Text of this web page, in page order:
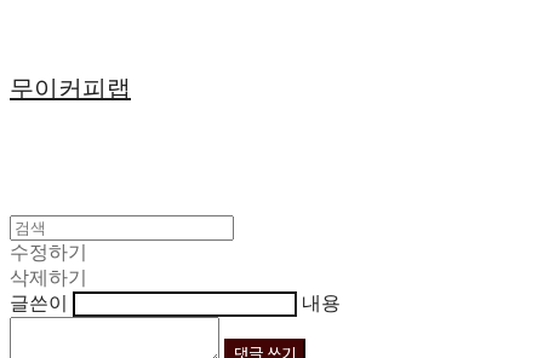
무이커피랩
수정하기
삭제하기
글쓴이
내용